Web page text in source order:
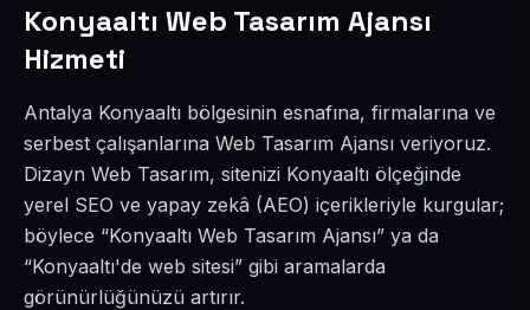
Konyaaltı Web Tasarım Ajansı
Hizmeti
Antalya Konyaaltı bölgesinin esnafına, firmalarına ve
serbest çalışanlarına Web Tasarım Ajansı veriyoruz.
Dizayn Web Tasarım, sitenizi Konyaaltı ölçeğinde
yerel SEO ve yapay zekâ (AEO) içerikleriyle kurgular;
böylece “Konyaaltı Web Tasarım Ajansı” ya da
“Konyaaltı'de web sitesi” gibi aramalarda
görünürlüğünüzü artırır.